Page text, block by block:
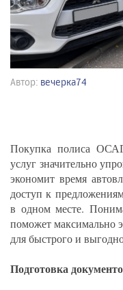
Автор: вечерка74
Покупка полиса
услуг значительно
экономит время
доступ к
в одном месте.
поможет максимально
для быстрого и
Подготовка